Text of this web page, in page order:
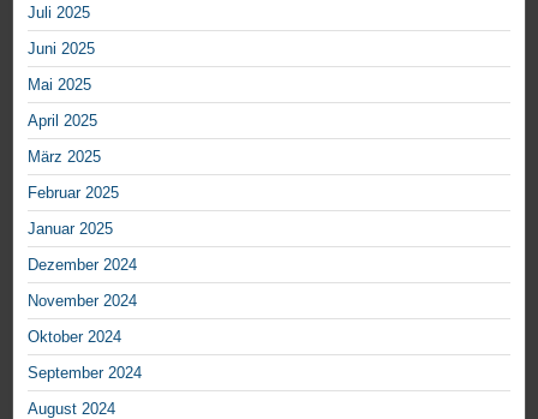
Juli 2025
Juni 2025
Mai 2025
April 2025
März 2025
Februar 2025
Januar 2025
Dezember 2024
November 2024
Oktober 2024
September 2024
August 2024